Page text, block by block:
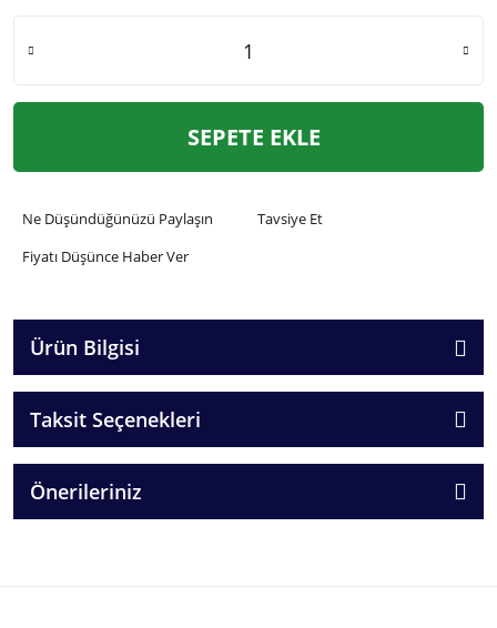
SEPETE EKLE
Ne Düşündüğünüzü Paylaşın
Tavsiye Et
Fiyatı Düşünce Haber Ver
Ürün Bilgisi
Taksit Seçenekleri
Önerileriniz